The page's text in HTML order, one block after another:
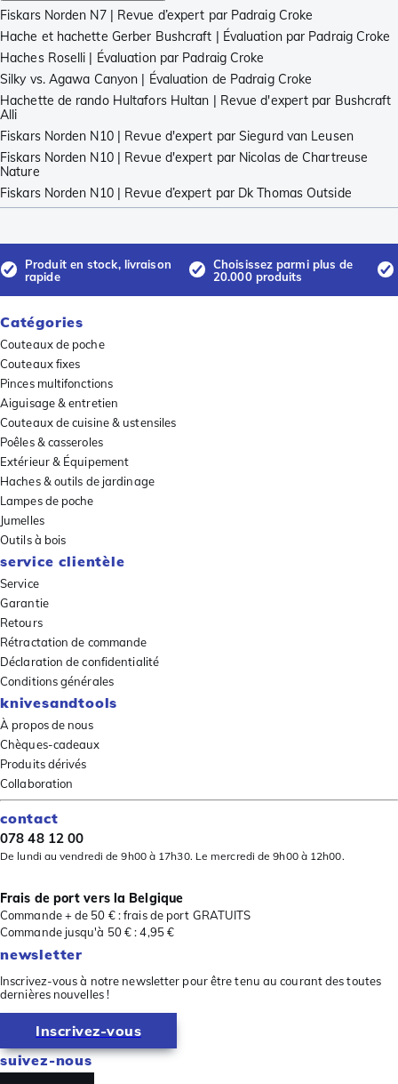
Fiskars Norden N7 | Revue d’expert par Padraig Croke
Hache et hachette Gerber Bushcraft | Évaluation par Padraig Croke
Haches Roselli | Évaluation par Padraig Croke
Silky vs. Agawa Canyon | Évaluation de Padraig Croke
Hachette de rando Hultafors Hultan | Revue d'expert par Bushcraft
Alli
Fiskars Norden N10 | Revue d'expert par Siegurd van Leusen
Fiskars Norden N10 | Revue d'expert par Nicolas de Chartreuse
Nature
Fiskars Norden N10 | Revue d’expert par Dk Thomas Outside
Produit en stock, livraison
rapide
Choisissez parmi plus de
20.000 produits
Catégories
Couteaux de poche
Couteaux fixes
Pinces multifonctions
Aiguisage & entretien
Couteaux de cuisine & ustensiles
Poêles & casseroles
Extérieur & Équipement
Haches & outils de jardinage
Lampes de poche
Jumelles
Outils à bois
service clientèle
Service
Garantie
Retours
Rétractation de commande
Déclaration de confidentialité
Conditions générales
knivesandtools
À propos de nous
Chèques-cadeaux
Produits dérivés
Collaboration
contact
078 48 12 00
De lundi au vendredi de 9h00 à 17h30. Le mercredi de 9h00 à 12h00.
Frais de port vers la Belgique
Commande + de 50 € : frais de port GRATUITS
Commande jusqu'à 50 € : 4,95 €
newsletter
Inscrivez-vous à notre newsletter pour être tenu au courant des toutes
dernières nouvelles !
Inscrivez-vous
suivez-nous